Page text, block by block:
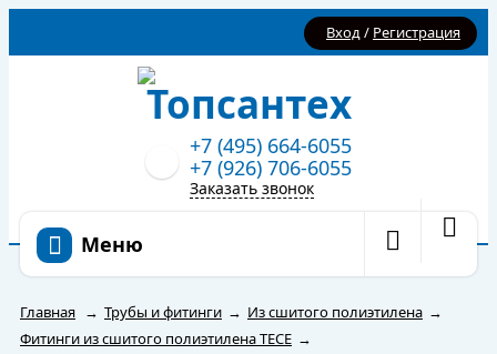
Вход/ Регистрация
+7 (495) 664-6055
+7 (926) 706-6055
Заказать звонок
Меню
Главная → Трубы и фитинги → Из сшитого полиэтилена →
Фитинги из сшитого полиэтилена TECE →